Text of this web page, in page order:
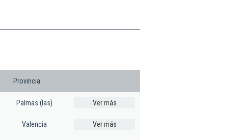
Provincia
Palmas (las) Ver más
Valencia Ver más